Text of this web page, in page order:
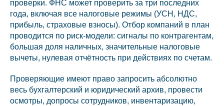
проверки. ФНС может проверить за три последних
года, включая все налоговые режимы (УСН, НДС,
прибыль, страховые взносы). Отбор компаний в план
проводится по риск-модели: сигналы по контрагентам,
большая доля наличных, значительные налоговые
вычеты, нулевая отчётность при действиях по счетам.
Проверяющие имеют право запросить абсолютно
весь бухгалтерский и юридический архив, провести
осмотры, допросы сотрудников, инвентаризацию,